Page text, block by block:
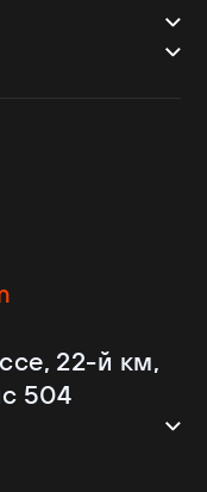
22-й км,
504